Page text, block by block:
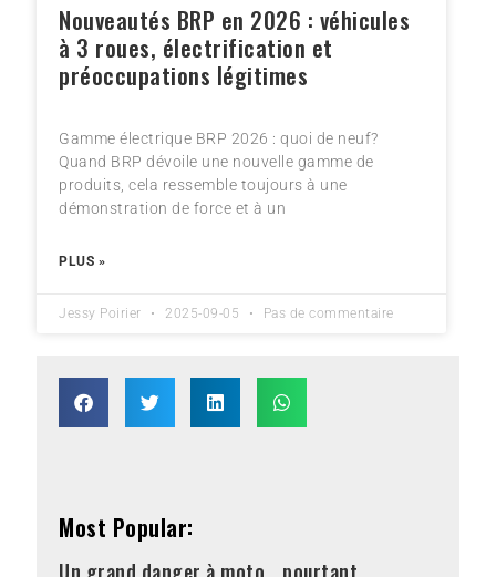
Nouveautés BRP en 2026 : véhicules
à 3 roues, électrification et
préoccupations légitimes
Gamme électrique BRP 2026 : quoi de neuf?
Quand BRP dévoile une nouvelle gamme de
produits, cela ressemble toujours à une
démonstration de force et à un
PLUS »
Jessy Poirier 2025-09-05 Pas de commentaire
Most Popular:
Un grand danger à moto… pourtant,